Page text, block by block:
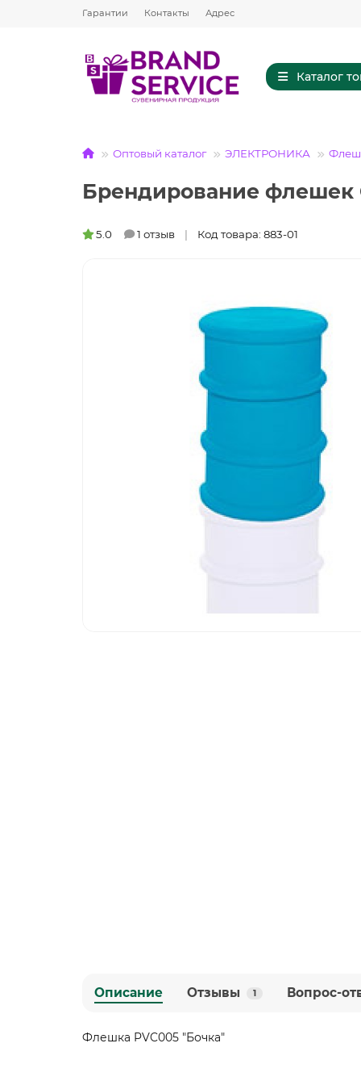
Гарантии Контакты Адрес
Каталог
Оптовый каталог ЭЛЕКТРОНИКА
Брендирование флешек
5.0 1 отзыв Код товара: 883-01
Описание Отзывы 1 Вопрос-
Флешка PVC005 "Бочка"